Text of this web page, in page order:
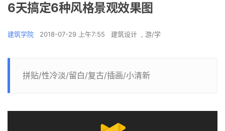
6天搞定6种风格景观效果图
建筑学院 2018-07-29 上午7:55 建筑设计 , 游/学
拼贴/性冷淡/留白/复古/插画/小清新